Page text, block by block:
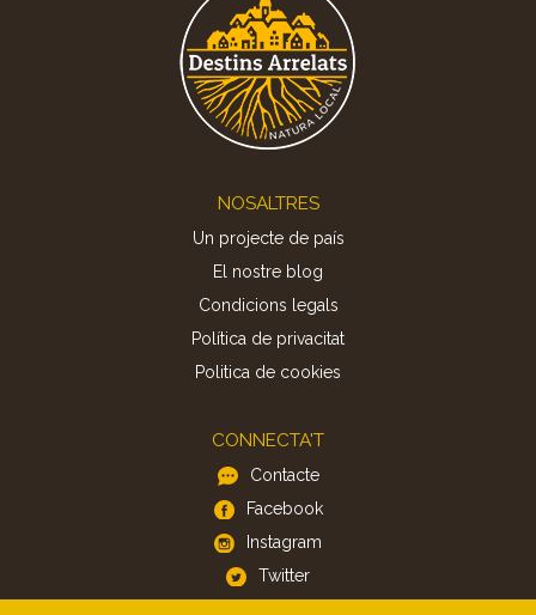
NOSALTRES
Un projecte de país
El nostre blog
Condicions legals
Política de privacitat
Politica de cookies
CONNECTA'T
Contacte
Facebook
Instagram
Twitter